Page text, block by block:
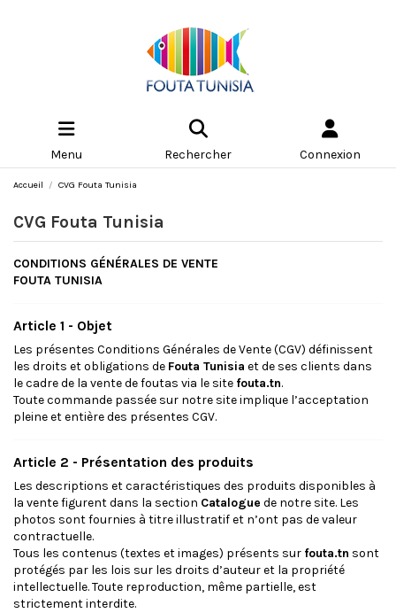
Menu Rechercher Connexion
Accueil CVG Fouta Tunisia
CVG Fouta Tunisia
CONDITIONS GÉNÉRALES DE VENTE
FOUTA TUNISIA
Article 1 - Objet
Les présentes Conditions Générales de Vente (CGV) définissent
les droits et obligations de Fouta Tunisia et de ses clients dans
le cadre de la vente de foutas via le site fouta.tn.
Toute commande passée sur notre site implique l’acceptation
pleine et entière des présentes CGV.
Article 2 - Présentation des produits
Les descriptions et caractéristiques des produits disponibles à
la vente figurent dans la section Catalogue de notre site. Les
photos sont fournies à titre illustratif et n’ont pas de valeur
contractuelle.
Tous les contenus (textes et images) présents sur fouta.tn sont
protégés par les lois sur les droits d’auteur et la propriété
intellectuelle. Toute reproduction, même partielle, est
strictement interdite.